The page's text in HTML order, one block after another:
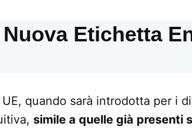
Etichetta
quando sarà introdotta per i
simile a quelle già presenti